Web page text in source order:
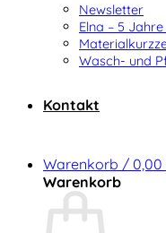
Newsletter
Elna – 5
Wasch- und
Kontakt
Warenkorb / 0,00
Warenkorb